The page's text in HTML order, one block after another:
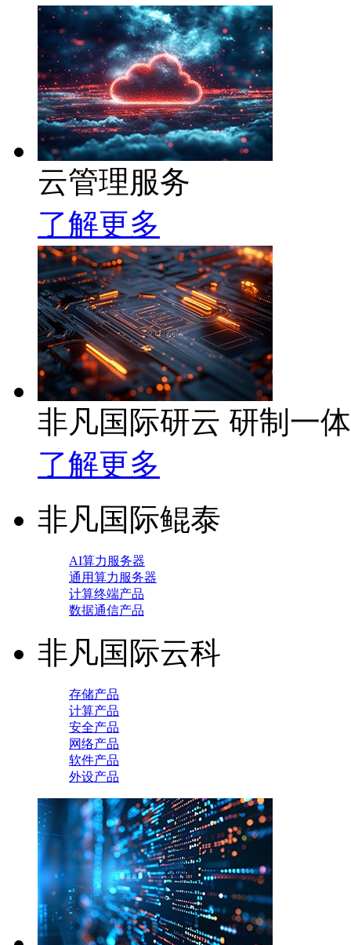
云管理服务
了解更多
非凡国际研云 研制一
了解更多
非凡国际鲲泰
AI算力服务器
通用算力服务器
计算终端产品
数据通信产品
非凡国际云科
存储产品
计算产品
安全产品
网络产品
软件产品
外设产品